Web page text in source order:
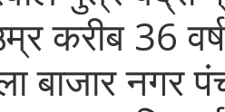
करीब 36 वर्ष
बाजार नगर